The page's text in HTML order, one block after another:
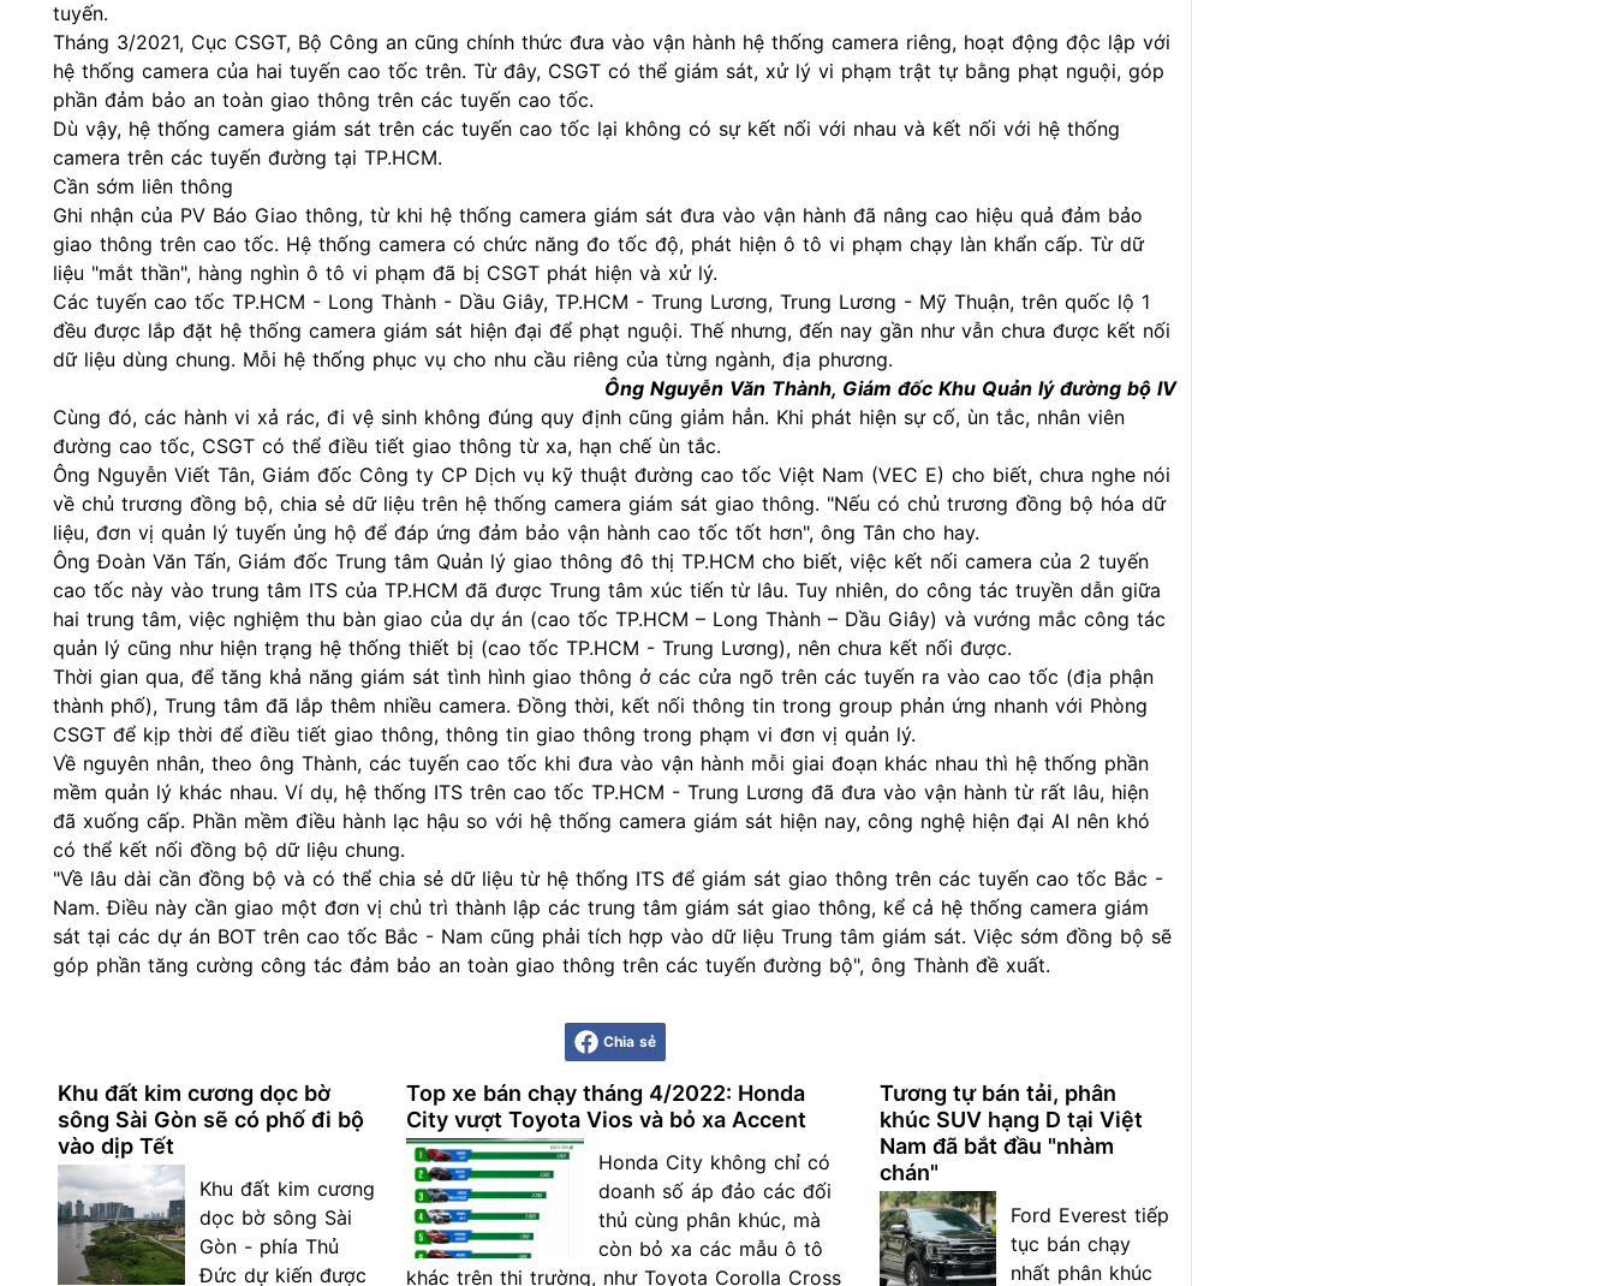
tuyến.
Tháng 3/2021, Cục CSGT, Bộ Công an cũng chính thức đưa vào vận hành hệ thống camera riêng, hoạt động độc lập với
hệ thống camera của hai tuyến cao tốc trên. Từ đây, CSGT có thể giám sát, xử lý vi phạm trật tự bằng phạt nguội, góp
phần đảm bảo an toàn giao thông trên các tuyến cao tốc.
Dù vậy, hệ thống camera giám sát trên các tuyến cao tốc lại không có sự kết nối với nhau và kết nối với hệ thống
camera trên các tuyến đường tại TP.HCM.
Cần sớm liên thông
Ghi nhận của PV Báo Giao thông, từ khi hệ thống camera giám sát đưa vào vận hành đã nâng cao hiệu quả đảm bảo
giao thông trên cao tốc. Hệ thống camera có chức năng đo tốc độ, phát hiện ô tô vi phạm chạy làn khẩn cấp. Từ dữ
liệu "mắt thần", hàng nghìn ô tô vi phạm đã bị CSGT phát hiện và xử lý.
Các tuyến cao tốc TP.HCM - Long Thành - Dầu Giây, TP.HCM - Trung Lương, Trung Lương - Mỹ Thuận, trên quốc lộ 1
đều được lắp đặt hệ thống camera giám sát hiện đại để phạt nguội. Thế nhưng, đến nay gần như vẫn chưa được kết nối
dữ liệu dùng chung. Mỗi hệ thống phục vụ cho nhu cầu riêng của từng ngành, địa phương.
Ông Nguyễn Văn Thành, Giám đốc Khu Quản lý đường bộ IV
Cùng đó, các hành vi xả rác, đi vệ sinh không đúng quy định cũng giảm hẳn. Khi phát hiện sự cố, ùn tắc, nhân viên
đường cao tốc, CSGT có thể điều tiết giao thông từ xa, hạn chế ùn tắc.
Ông Nguyễn Viết Tân, Giám đốc Công ty CP Dịch vụ kỹ thuật đường cao tốc Việt Nam (VEC E) cho biết, chưa nghe nói
về chủ trương đồng bộ, chia sẻ dữ liệu trên hệ thống camera giám sát giao thông. "Nếu có chủ trương đồng bộ hóa dữ
liệu, đơn vị quản lý tuyến ủng hộ để đáp ứng đảm bảo vận hành cao tốc tốt hơn", ông Tân cho hay.
Ông Đoàn Văn Tấn, Giám đốc Trung tâm Quản lý giao thông đô thị TP.HCM cho biết, việc kết nối camera của 2 tuyến
cao tốc này vào trung tâm ITS của TP.HCM đã được Trung tâm xúc tiến từ lâu. Tuy nhiên, do công tác truyền dẫn giữa
hai trung tâm, việc nghiệm thu bàn giao của dự án (cao tốc TP.HCM – Long Thành – Dầu Giây) và vướng mắc công tác
quản lý cũng như hiện trạng hệ thống thiết bị (cao tốc TP.HCM - Trung Lương), nên chưa kết nối được.
Thời gian qua, để tăng khả năng giám sát tình hình giao thông ở các cửa ngõ trên các tuyến ra vào cao tốc (địa phận
thành phố), Trung tâm đã lắp thêm nhiều camera. Đồng thời, kết nối thông tin trong group phản ứng nhanh với Phòng
CSGT để kịp thời để điều tiết giao thông, thông tin giao thông trong phạm vi đơn vị quản lý.
Về nguyên nhân, theo ông Thành, các tuyến cao tốc khi đưa vào vận hành mỗi giai đoạn khác nhau thì hệ thống phần
mềm quản lý khác nhau. Ví dụ, hệ thống ITS trên cao tốc TP.HCM - Trung Lương đã đưa vào vận hành từ rất lâu, hiện
đã xuống cấp. Phần mềm điều hành lạc hậu so với hệ thống camera giám sát hiện nay, công nghệ hiện đại AI nên khó
có thể kết nối đồng bộ dữ liệu chung.
"Về lâu dài cần đồng bộ và có thể chia sẻ dữ liệu từ hệ thống ITS để giám sát giao thông trên các tuyến cao tốc Bắc -
Nam. Điều này cần giao một đơn vị chủ trì thành lập các trung tâm giám sát giao thông, kể cả hệ thống camera giám
sát tại các dự án BOT trên cao tốc Bắc - Nam cũng phải tích hợp vào dữ liệu Trung tâm giám sát. Việc sớm đồng bộ sẽ
góp phần tăng cường công tác đảm bảo an toàn giao thông trên các tuyến đường bộ", ông Thành đề xuất.
Chia sẻ
Khu đất kim cương dọc bờ
sông Sài Gòn sẽ có phố đi bộ
vào dịp Tết
Khu đất kim cương
dọc bờ sông Sài
Gòn - phía Thủ
Đức dự kiến được
Top xe bán chạy tháng 4/2022: Honda
City vượt Toyota Vios và bỏ xa Accent
Honda City không chỉ có
doanh số áp đảo các đối
thủ cùng phân khúc, mà
còn bỏ xa các mẫu ô tô
khác trên thị trường, như Toyota Corolla Cross
Tương tự bán tải, phân
khúc SUV hạng D tại Việt
Nam đã bắt đầu "nhàm
chán"
Ford Everest tiếp
tục bán chạy
nhất phân khúc